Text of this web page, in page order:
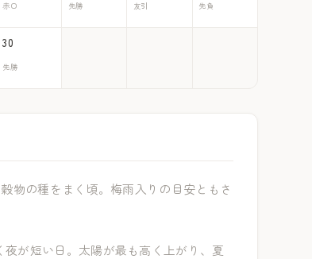
赤口 先勝 友引 先負
30
先勝
物の種をまく頃。梅雨入りの目安ともさ
夜が短い日。太陽が最も高く上がり、夏